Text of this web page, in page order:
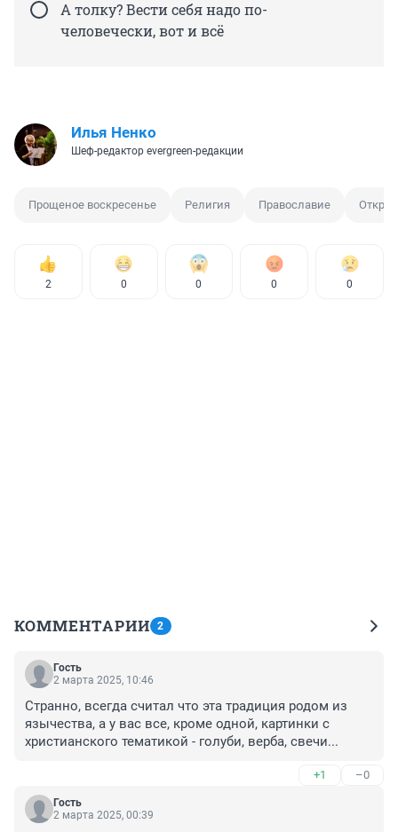
А толку? Вести себя надо по-
человечески, вот и всё
Илья Ненко
Шеф-редактор evergreen-редакции
Прощеное воскресенье Религия Православие
2 0 0 0 0
КОММЕНТАРИИ 2
Гость
2 марта 2025, 10:46
Странно, всегда считал что эта традиция родом из
язычества, а у вас все, кроме одной, картинки с
христианского тематикой - голуби, верба, свечи...
+1 –0
Гость
2 марта 2025, 00:39